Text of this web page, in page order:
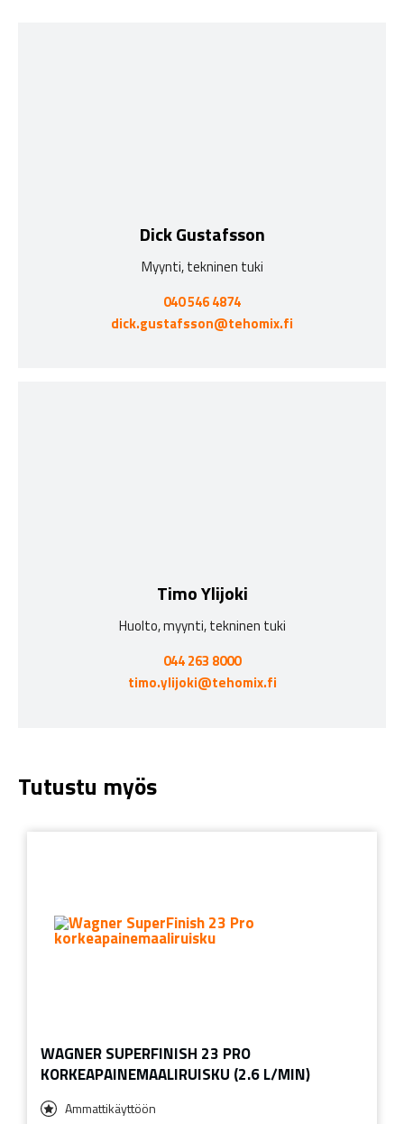
Dick Gustafsson
Myynti, tekninen tuki
040 546 4874
dick.gustafsson@tehomix.fi
Timo Ylijoki
Huolto, myynti, tekninen tuki
044 263 8000
timo.ylijoki@tehomix.fi
Tutustu myös
WAGNER SUPERFINISH 23 PRO
KORKEAPAINEMAALIRUISKU (2.6 L/MIN)
Ammattikäyttöön